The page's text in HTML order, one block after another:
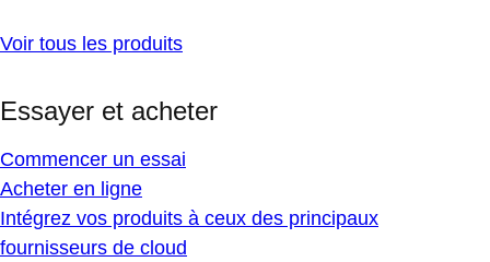
Voir tous les produits
Essayer et acheter
Commencer un essai
Acheter en ligne
Intégrez vos produits à ceux des principaux
fournisseurs de cloud